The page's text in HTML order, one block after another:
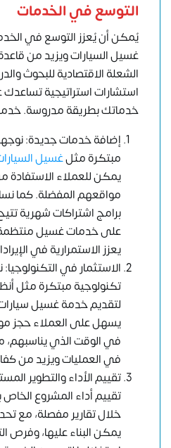
التوسع في الخدمات
يُمكن أن يُعزز التوسع في
غسيل السيارات ويزيد من
الشعلة الاقتصادية للبحوث
استشارات استراتيجية
خدماتك بطريقة مدروسة.
إضافة خدمات جديدة:
مبتكرة مثلغسيل
يمكن للعملاء
مواقعهم المفضلة. كما
برامج اشتراكات شهرية
على خدمات غسيل منتظمة
يعزز الاستمرارية في
الاستثمار في
تكنولوجية مبتكرة مثل
لتقديم خدمة غسيل سيارات
يسهل على العملاء حجز
في الوقت الذي يناسبهم،
في العمليات ويزيد من
تقييم الأداء والتطوير
تقييم أداء المشروع
خلال تقارير مفصلة، مع
يمكن البناء عليها، وفرص